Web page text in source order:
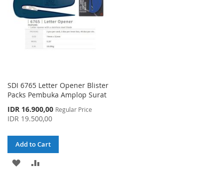
SDI 6765 Letter Opener Blister
Packs Pembuka Amplop Surat
Special
Price
IDR 16.900,00 Regular Price
IDR 19.500,00
Add to Cart
ADD